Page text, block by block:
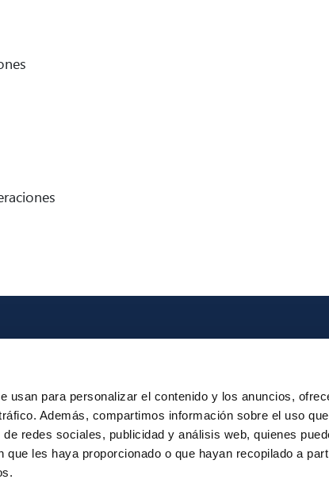
usan para personalizar el contenido y los anuncios,
Además, compartimos información sobre el uso
redes sociales, publicidad y análisis web, quienes
que les haya proporcionado o que hayan recopilado a
Annual Reports
Instant
RTP